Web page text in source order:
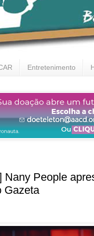
Entretenimento
Nany People
Gazeta